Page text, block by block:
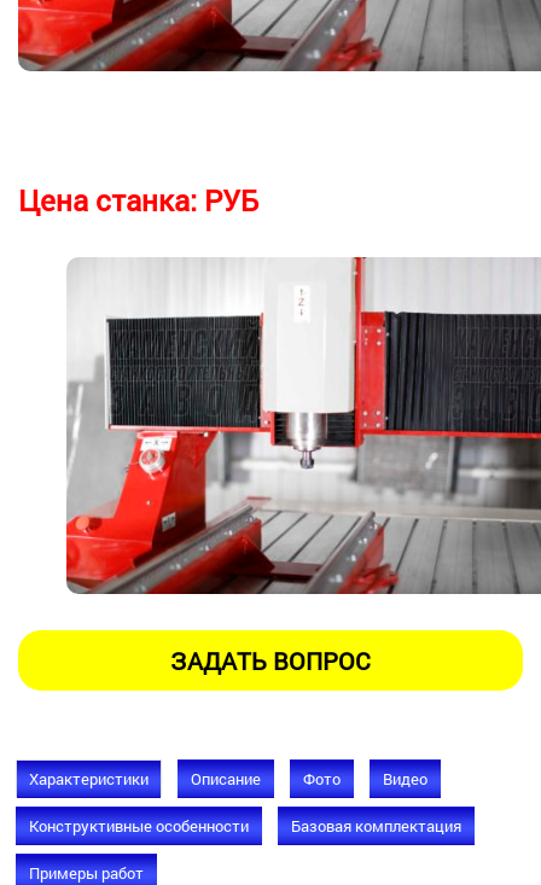
Цена станка: РУБ
Характеристики Описание Фото Видео
Конструктивные особенности Базовая комплектация
Примеры работ